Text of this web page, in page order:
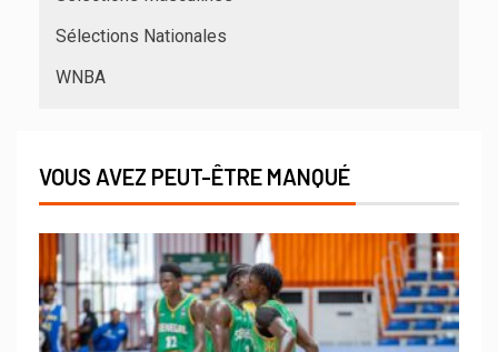
Sélections Nationales
WNBA
VOUS AVEZ PEUT-ÊTRE MANQUÉ